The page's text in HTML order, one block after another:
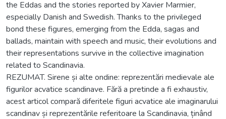
the Eddas and the stories reported by Xavier Marmier,
especially Danish and Swedish. Thanks to the privileged
bond these figures, emerging from the Edda, sagas and
ballads, maintain with speech and music, their evolutions and
their representations survive in the collective imagination
related to Scandinavia.
REZUMAT. Sirene și alte ondine: reprezentări medievale ale
figurilor acvatice scandinave. Fără a pretinde a fi exhaustiv,
acest articol compară diferitele figuri acvatice ale imaginarului
scandinav și reprezentările referitoare la Scandinavia, ținând